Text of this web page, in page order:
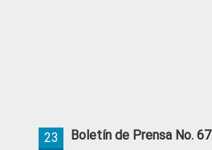
Boletín de Prensa No. 67
23